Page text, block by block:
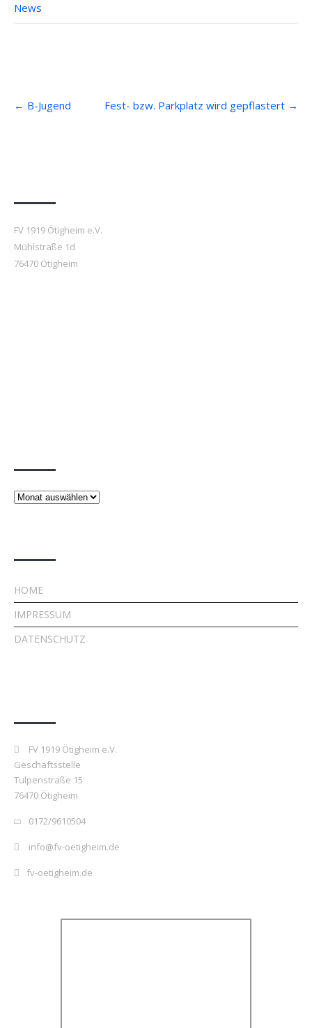
News
navigation
← B-Jugend Fest- bzw. Parkplatz wird gepflastert →
FV 1919 Ötigheim e.V.
Mühlstraße 1d
76470 Ötigheim
Beiträge
HOME
IMPRESSUM
DATENSCHUTZ
FV 1919 Ötigheim e.V.
Geschäftsstelle
Tulpenstraße 15
76470 Ötigheim
0172/9610504
info@fv-oetigheim.de
fv-oetigheim.de